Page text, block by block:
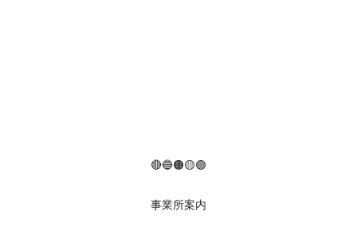
🔴🔵🟠🟡🟢
事業所案内